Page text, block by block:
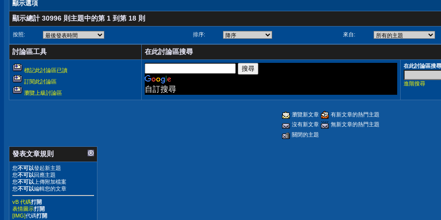
顯示選項
顯示總計 30996 則主題中的第 1 到第 18 則
按照: 排序: 來自:
討論區工具 在此討論區搜尋
標記此討論區已讀
訂閱此討論區
瀏覽上級討論區
自訂搜尋
在此討論區搜尋
進階搜尋
瀏覽新文章
有新文章的熱門主題
沒有新文章
無新文章的熱門主題
關閉的主題
發表文章規則
您不可以發起新主題
您不可以回應主題
您不可以 上傳附加檔案
您不可以編輯您的文章
vB 代碼打開
表情圖示打開
[IMG]代碼打開